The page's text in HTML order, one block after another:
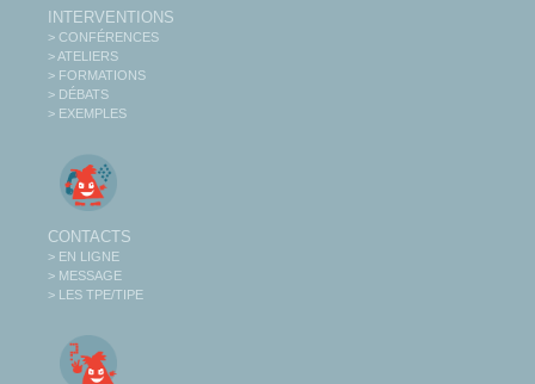
INTERVENTIONS
> CONFÉRENCES
> ATELIERS
> FORMATIONS
> DÉBATS
> EXEMPLES
CONTACTS
> EN LIGNE
> MESSAGE
> LES TPE/TIPE